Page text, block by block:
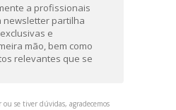
a profissionais
newsletter partilha
e
mão, bem como
relevantes que se
se tiver dúvidas, agradecemos